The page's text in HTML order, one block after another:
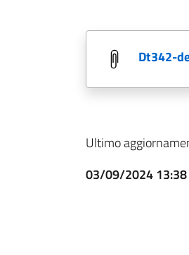
dt342-
Ultimo
03/09/2024 13:38